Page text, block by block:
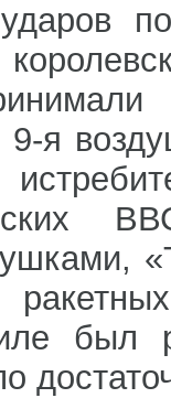
9-я
был